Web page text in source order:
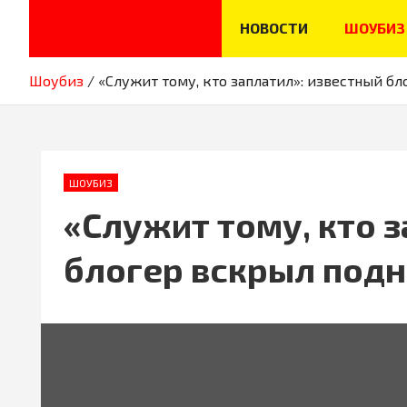
Секреты звёзд
НОВОСТИ ШОУБИЗ
Шоубиз «Служит тому, кто заплатил»: известный
ШОУБИЗ
«Служит тому, кто
блогер вскрыл